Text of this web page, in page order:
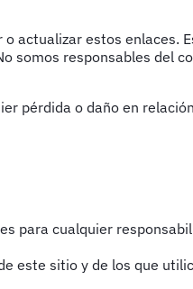
actualizar estos enlaces.
somos responsables del
pérdida o daño en
para cualquier
este sitio y de los que